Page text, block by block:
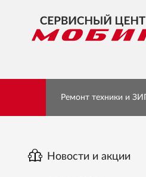
Ремонт техники и ЗИП
Новости и акции